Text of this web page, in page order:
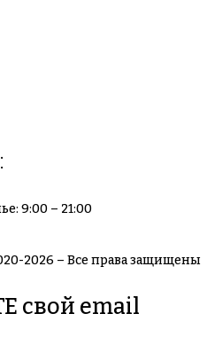
9:00 – 21:00
2026 – Все права защищены
свой email